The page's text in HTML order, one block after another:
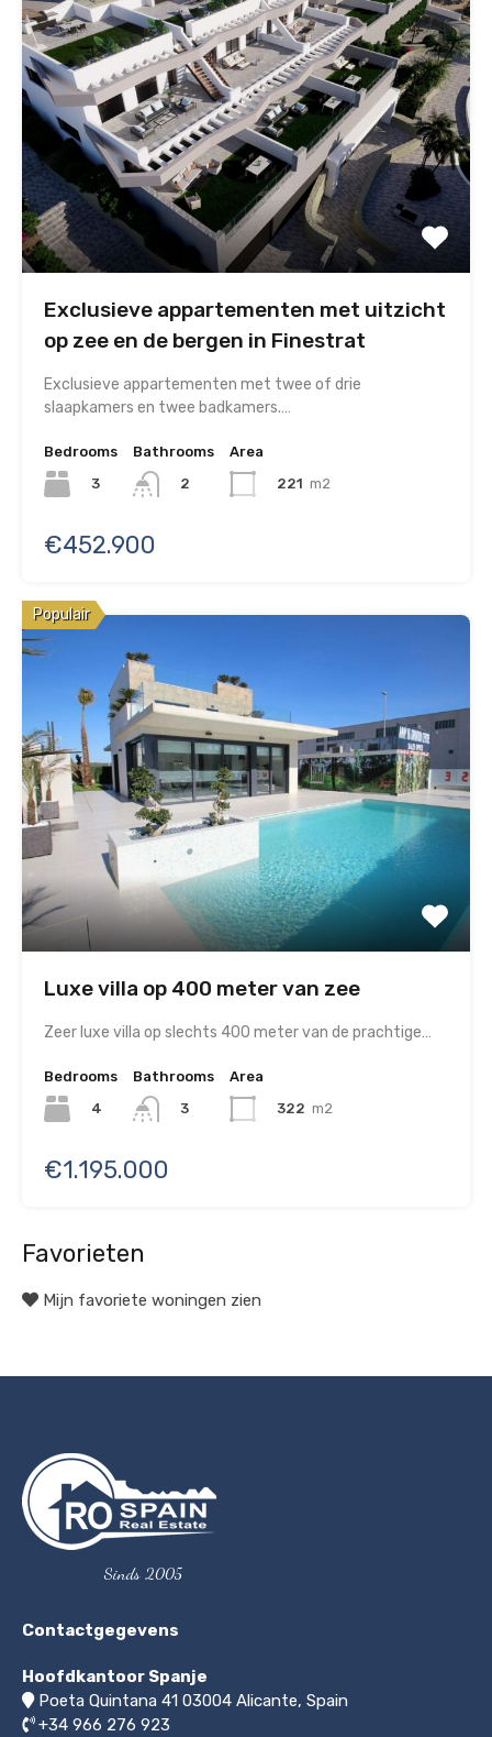
Exclusieve appartementen met uitzicht
op zee en de bergen in Finestrat
Exclusieve appartementen met twee of drie
slaapkamers en twee badkamers.…
Bedrooms
3
Bathrooms
2
Area
221 m2
€452.900
Populair
Luxe villa op 400 meter van zee
Zeer luxe villa op slechts 400 meter van de prachtige…
Bedrooms
4
Bathrooms
3
Area
322 m2
€1.195.000
Favorieten
Mijn favoriete woningen zien
Sinds 2005
Contactgegevens
Hoofdkantoor Spanje
Poeta Quintana 41 03004 Alicante, Spain
+34 966 276 923